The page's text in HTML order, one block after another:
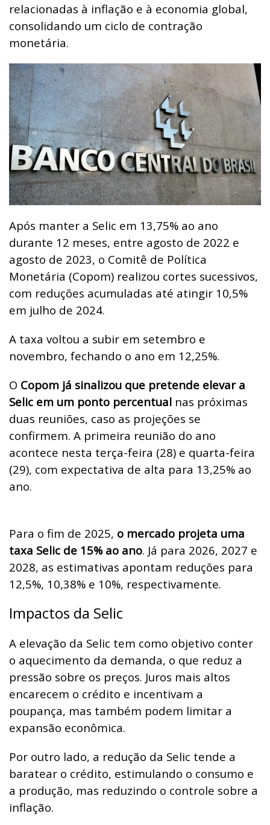
relacionadas à inflação e à economia global,
consolidando um ciclo de contração
monetária.
Após manter a Selic em 13,75% ao ano
durante 12 meses, entre agosto de 2022 e
agosto de 2023, o Comitê de Política
Monetária (Copom) realizou cortes sucessivos,
com reduções acumuladas até atingir 10,5%
em julho de 2024.
A taxa voltou a subir em setembro e
novembro, fechando o ano em 12,25%.
O Copom já sinalizou que pretende elevar a
Selic em um ponto percentual nas próximas
duas reuniões, caso as projeções se
confirmem. A primeira reunião do ano
acontece nesta terça-feira (28) e quarta-feira
(29), com expectativa de alta para 13,25% ao
ano.
Para o fim de 2025, o mercado projeta uma
taxa Selic de 15% ao ano. Já para 2026, 2027 e
2028, as estimativas apontam reduções para
12,5%, 10,38% e 10%, respectivamente.
Impactos da Selic
A elevação da Selic tem como objetivo conter
o aquecimento da demanda, o que reduz a
pressão sobre os preços. Juros mais altos
encarecem o crédito e incentivam a
poupança, mas também podem limitar a
expansão econômica.
Por outro lado, a redução da Selic tende a
baratear o crédito, estimulando o consumo e
a produção, mas reduzindo o controle sobre a
inflação.